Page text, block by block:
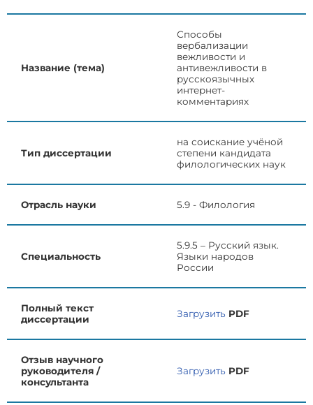
Название (тема)
Способы
вербализации
вежливости и
антивежливости в
русскоязычных
интернет-
комментариях
Тип диссертации
на соискание учёной
степени кандидата
филологических наук
Отрасль науки 5.9 - Филология
Специальность
5.9.5 – Русский язык.
Языки народов
России
Полный текст
диссертации
Загрузить PDF
Отзыв научного
руководителя /
консультанта
Загрузить PDF